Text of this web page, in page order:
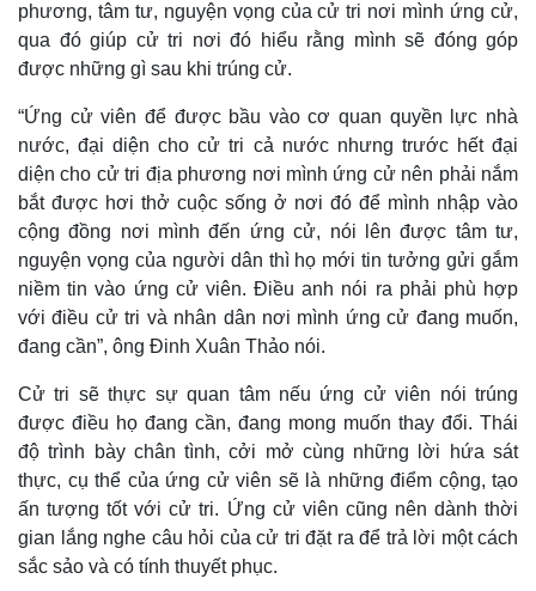
Kinh tế
Bất động sản
Khởi nghiệp
Thị trường
Giá vàng
Tiêu dùng
Chứng khoán
Giá cà phê
phương, tâm tư, nguyện vọng của cử tri nơi mình ứng cử,
qua đó giúp cử tri nơi đó hiểu rằng mình sẽ đóng góp
được những gì sau khi trúng cử.
“Ứng cử viên để được bầu vào cơ quan quyền lực nhà
nước, đại diện cho cử tri cả nước nhưng trước hết đại
diện cho cử tri địa phương nơi mình ứng cử nên phải nắm
bắt được hơi thở cuộc sống ở nơi đó để mình nhập vào
cộng đồng nơi mình đến ứng cử, nói lên được tâm tư,
nguyện vọng của người dân thì họ mới tin tưởng gửi gắm
niềm tin vào ứng cử viên. Điều anh nói ra phải phù hợp
với điều cử tri và nhân dân nơi mình ứng cử đang muốn,
đang cần”, ông Đinh Xuân Thảo nói.
Cử tri sẽ thực sự quan tâm nếu ứng cử viên nói trúng
được điều họ đang cần, đang mong muốn thay đổi. Thái
độ trình bày chân tình, cởi mở cùng những lời hứa sát
thực, cụ thể của ứng cử viên sẽ là những điểm cộng, tạo
ấn tượng tốt với cử tri. Ứng cử viên cũng nên dành thời
gian lắng nghe câu hỏi của cử tri đặt ra để trả lời một cách
sắc sảo và có tính thuyết phục.